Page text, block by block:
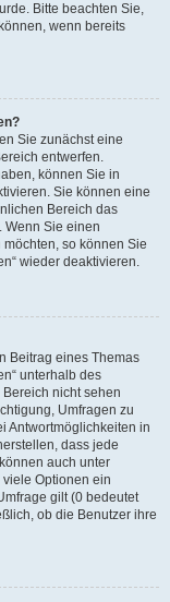
Bitte beachten Sie,
wenn bereits
Sie zunächst eine
entwerfen.
können Sie in
Sie können eine
Bereich das
Wenn Sie einen
so können Sie
wieder deaktivieren.
Beitrag eines Themas
unterhalb des
nicht sehen
Umfragen zu
Antwortmöglichkeiten in
dass jede
auch unter
viele Optionen ein
gilt (0 bedeutet
ob die Benutzer ihre